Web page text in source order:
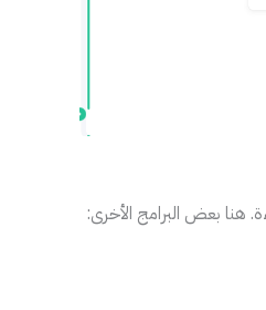
هنا بعض البرامج الأخرى: